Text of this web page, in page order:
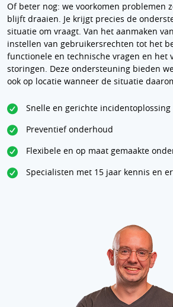
Of beter nog: we voorkomen problemen
blijft draaien. Je krijgt precies de
situatie om vraagt. Van het aanmaken
instellen van gebruikersrechten tot het
functionele en technische vragen en het
storingen. Deze ondersteuning bieden
ook op locatie wanneer de situatie
Snelle en gerichte incidentoplossing
Preventief onderhoud
Flexibele en op maat gemaakte
Specialisten met 15 jaar kennis en